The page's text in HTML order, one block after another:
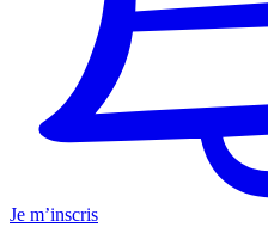
Je m’inscris